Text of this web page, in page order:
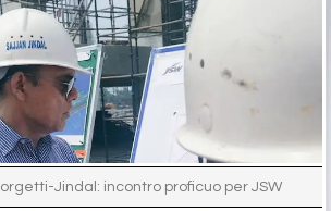
Jindal: incontro proficuo per JSW